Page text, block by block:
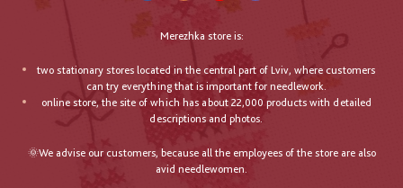
Merezhka store is:
two stationary stores located in the central part of Lviv, where customers
can try everything that is important for needlework.
online store, the site of which has about 22,000 products with detailed
descriptions and photos.
🌞We advise our customers, because all the employees of the store are also
avid needlewomen.